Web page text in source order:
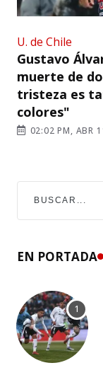
U. de Chile
Gustavo
muerte de
tristeza es
colores"
02:02 PM, ABR
EN PORTADA